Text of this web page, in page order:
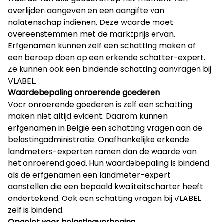
overlijden aangeven en een aangifte van
nalatenschap indienen. Deze waarde moet
overeenstemmen met de marktprijs ervan.
Erfgenamen kunnen zelf een schatting maken of
een beroep doen op een erkende schatter-expert.
Ze kunnen ook een bindende schatting aanvragen bij
VLABEL.
Waardebepaling onroerende goederen
Voor onroerende goederen is zelf een schatting
maken niet altijd evident. Daarom kunnen
erfgenamen in België een schatting vragen aan de
belastingadministratie. Onafhankelijke erkende
landmeters-experten ramen dan de waarde van
het onroerend goed. Hun waardebepaling is bindend
als de erfgenamen een landmeter-expert
aanstellen die een bepaald kwaliteitscharter heeft
ondertekend. Ook een schatting vragen bij VLABEL
zelf is bindend.